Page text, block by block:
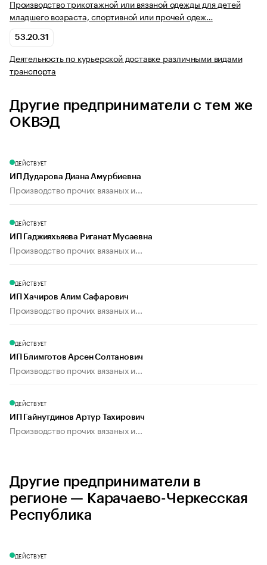
Производство трикотажной или вязаной одежды для детей
младшего возраста, спортивной или прочей одеж…
53.20.31
Деятельность по курьерской доставке различными видами
транспорта
Другие предприниматели с тем же
ОКВЭД
ДЕЙСТВУЕТ
ИП Дударова Диана Амурбиевна
Производство прочих вязаных и...
ДЕЙСТВУЕТ
ИП Гаджияхьяева Риганат Мусаевна
Производство прочих вязаных и...
ДЕЙСТВУЕТ
ИП Хачиров Алим Сафарович
Производство прочих вязаных и...
ДЕЙСТВУЕТ
ИП Блимготов Арсен Солтанович
Производство прочих вязаных и...
ДЕЙСТВУЕТ
ИП Гайнутдинов Артур Тахирович
Производство прочих вязаных и...
Другие предприниматели в
регионе — Карачаево-Черкесская
Республика
ДЕЙСТВУЕТ